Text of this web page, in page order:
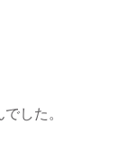
した。